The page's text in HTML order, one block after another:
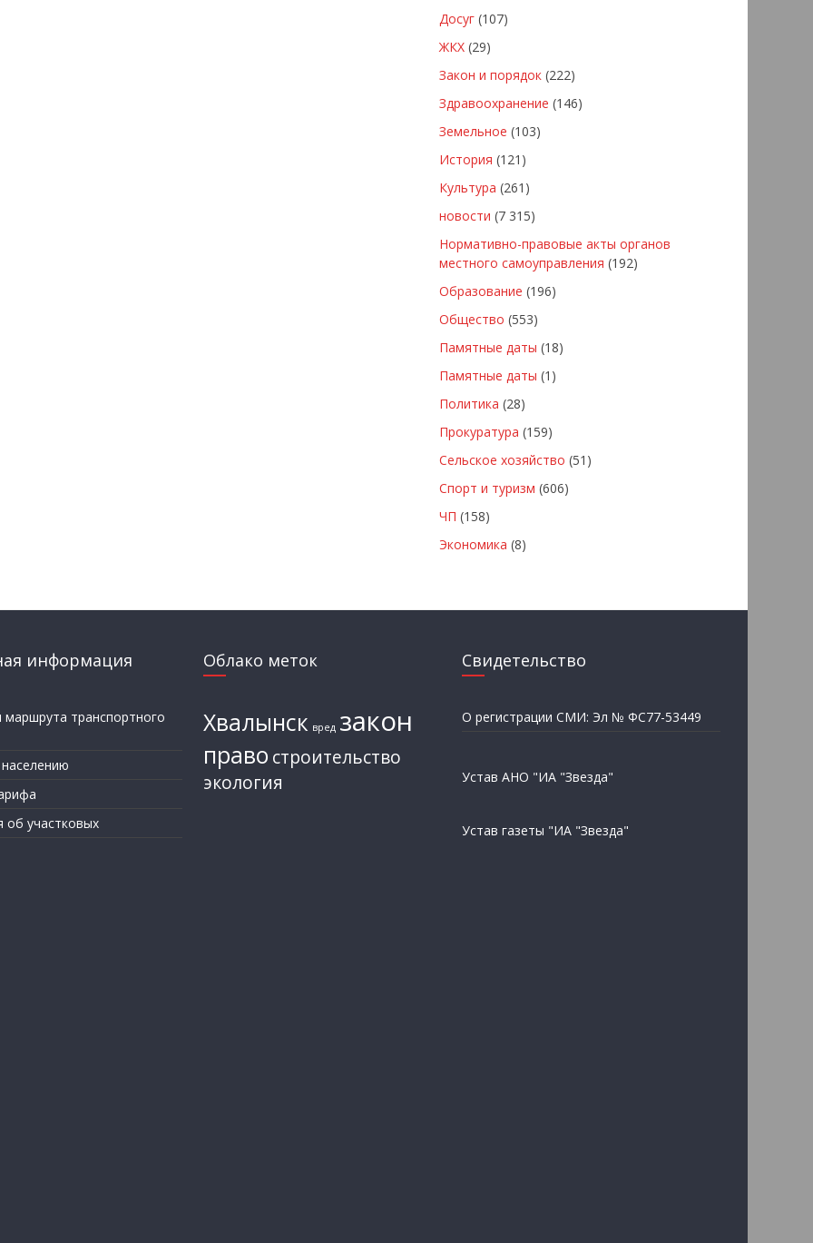
Досуг (107)
ЖКХ (29)
Закон и порядок (222)
Здравоохранение (146)
Земельное (103)
История (121)
Культура (261)
новости (7 315)
Нормативно-правовые акты органов
местного самоуправления (192)
Образование (196)
Общество (553)
Памятные даты (18)
Памятные даты (1)
Политика (28)
Прокуратура (159)
Сельское хозяйство (51)
Спорт и туризм (606)
ЧП (158)
Экономика (8)
информация
маршрута транспортного
об участковых
Облако меток
Хвалынск вред закон
право строительство
экология
Свидетельство
О регистрации СМИ: Эл № ФС77-53449
Устав АНО "ИА "Звезда"
Устав газеты "ИА "Звезда"